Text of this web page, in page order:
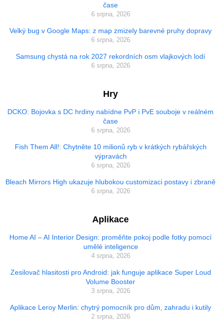
čase
6 srpna, 2026
Velký bug v Google Maps: z map zmizely barevné pruhy dopravy
6 srpna, 2026
Samsung chystá na rok 2027 rekordních osm vlajkových lodí
6 srpna, 2026
Hry
DCKO: Bojovka s DC hrdiny nabídne PvP i PvE souboje v reálném
čase
6 srpna, 2026
Fish Them All!: Chytněte 10 milionů ryb v krátkých rybářských
výpravách
6 srpna, 2026
Bleach Mirrors High ukazuje hlubokou customizaci postavy i zbraně
6 srpna, 2026
Aplikace
Home AI – AI Interior Design: proměňte pokoj podle fotky pomocí
umělé inteligence
4 srpna, 2026
Zesilovač hlasitosti pro Android: jak funguje aplikace Super Loud
Volume Booster
3 srpna, 2026
Aplikace Leroy Merlin: chytrý pomocník pro dům, zahradu i kutily
2 srpna, 2026